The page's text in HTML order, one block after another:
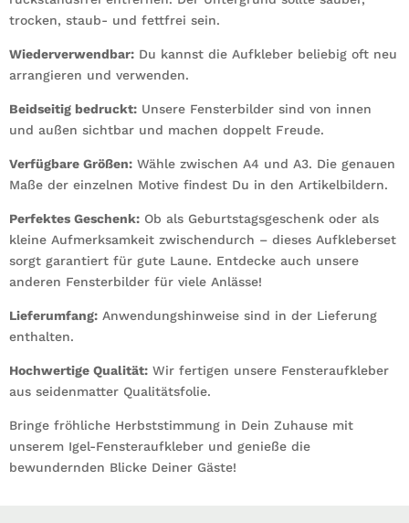
trocken, staub- und fettfrei sein.
Wiederverwendbar: Du kannst die Aufkleber beliebig oft neu
arrangieren und verwenden.
Beidseitig bedruckt: Unsere Fensterbilder sind von innen
und außen sichtbar und machen doppelt Freude.
Verfügbare Größen: Wähle zwischen A4 und A3. Die genauen
Maße der einzelnen Motive findest Du in den Artikelbildern.
Perfektes Geschenk: Ob als Geburtstagsgeschenk oder als
kleine Aufmerksamkeit zwischendurch – dieses Aufkleberset
sorgt garantiert für gute Laune. Entdecke auch unsere
anderen Fensterbilder für viele Anlässe!
Lieferumfang: Anwendungshinweise sind in der Lieferung
enthalten.
Hochwertige Qualität: Wir fertigen unsere Fensteraufkleber
aus seidenmatter Qualitätsfolie.
Bringe fröhliche Herbststimmung in Dein Zuhause mit
unserem Igel-Fensteraufkleber und genieße die
bewundernden Blicke Deiner Gäste!